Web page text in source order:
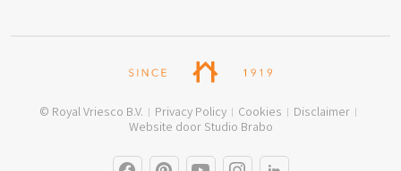
© Royal Vriesco B.V. Privacy Policy Cookies
Disclaimer
Website door Studio Brabo